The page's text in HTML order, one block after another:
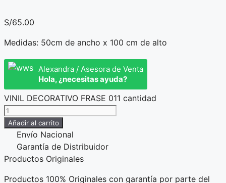
S/65.00
Medidas: 50cm de ancho x 100 cm de alto
Alexandra / Asesora de Venta
Hola, ¿necesitas ayuda?
VINIL DECORATIVO FRASE 011 cantidad
Añadir al carrito
Envío Nacional
Garantía de Distribuidor
Productos Originales
Productos 100% Originales con garantía por parte del